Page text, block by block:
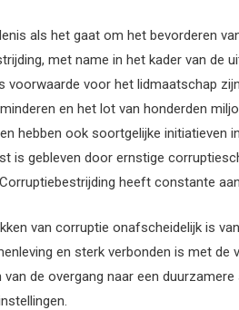
als het gaat om het bevorderen
met name in het kader van de
voorwaarde voor het lidmaatschap
en het lot van honderden
hebben ook soortgelijke initiatieven
is gebleven door ernstige
heeft constante
van corruptie onafscheidelijk is
en sterk verbonden is met de
de overgang naar een